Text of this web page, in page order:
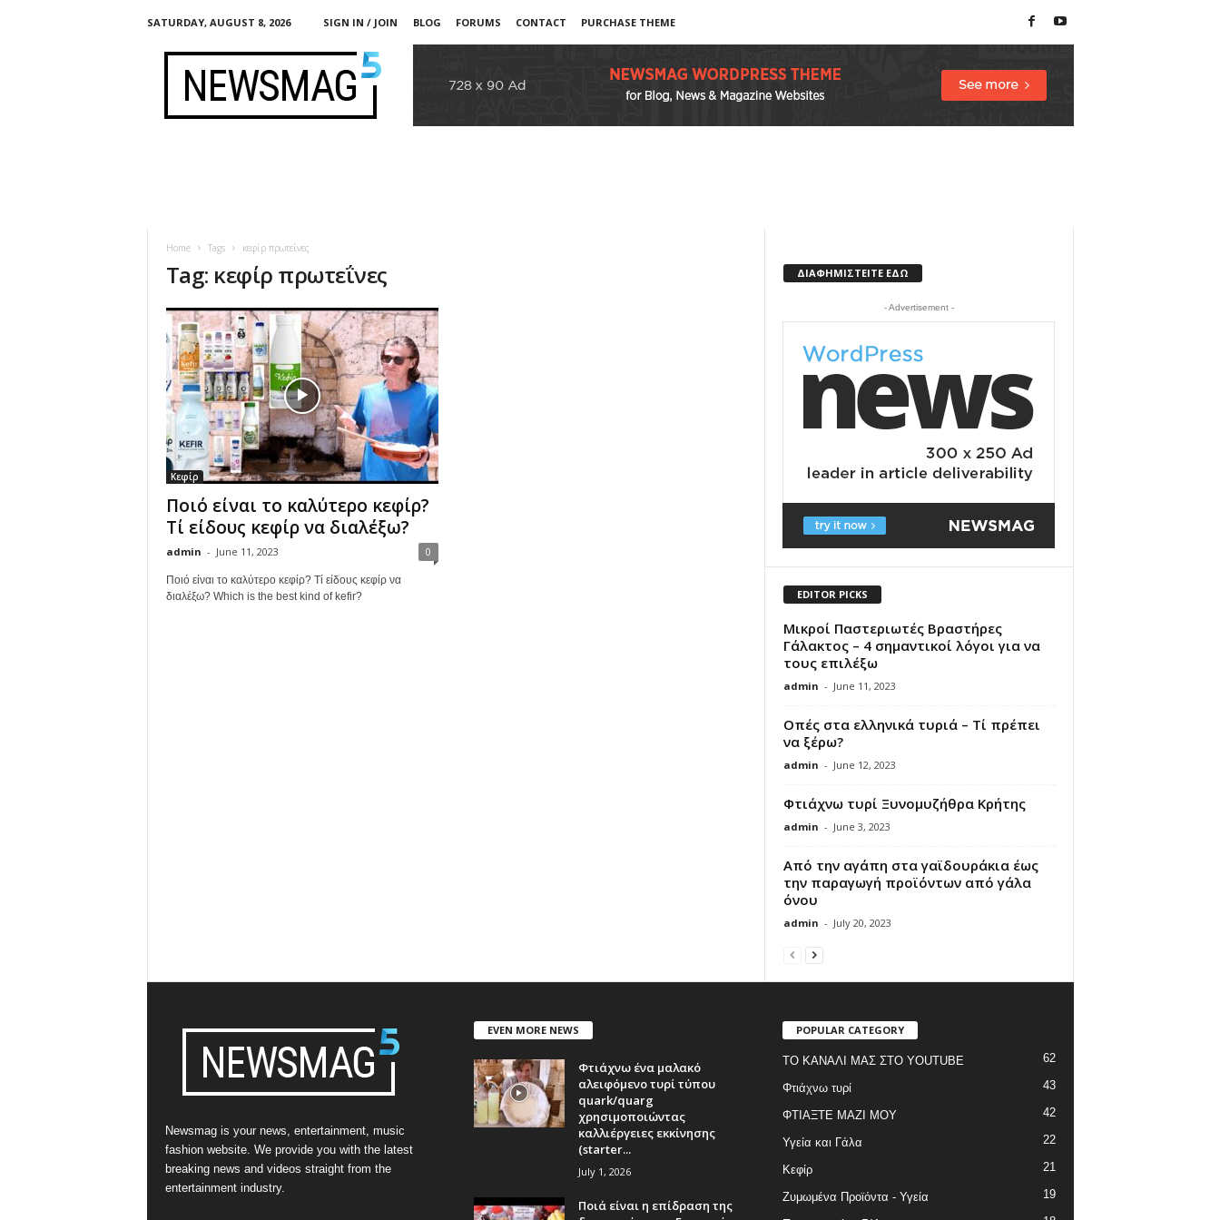
SATURDAY, AUGUST 8, 2026 SIGN IN / JOIN BLOG FORUMS CONTACT
PURCHASE THEME
Home Tags κεφίρ πρωτεΐνες
Tag: κεφίρ πρωτεΐνες
Κεφίρ
Ποιό είναι το καλύτερο κεφίρ?
Τί είδους κεφίρ να διαλέξω?
admin - June 11, 2023 0
Ποιό είναι το καλύτερο κεφίρ? Τί είδους κεφίρ να
διαλέξω? Which is the best kind of kefir?
ΔΙΑΦΗΜΙΣΤΕΙΤΕ ΕΔΩ
- Advertisement -
EDITOR PICKS
Μικροί Παστεριωτές Βραστήρες
Γάλακτος – 4 σημαντικοί λόγοι για να
τους επιλέξω
admin - June 11, 2023
Οπές στα ελληνικά τυριά – Τί πρέπει
να ξέρω?
admin - June 12, 2023
Φτιάχνω τυρί Ξυνομυζήθρα Κρήτης
admin - June 3, 2023
Από την αγάπη στα γαϊδουράκια έως
την παραγωγή προϊόντων από γάλα
όνου
admin - July 20, 2023
Newsmag is your news, entertainment, music
fashion website. We provide you with the latest
breaking news and videos straight from the
entertainment industry.
EVEN MORE NEWS
Φτιάχνω ένα μαλακό
αλειφόμενο τυρί τύπου
quark/quarg
χρησιμοποιώντας
καλλιέργειες εκκίνησης
(starter...
July 1, 2026
Ποιά είναι η επίδραση της
POPULAR CATEGORY
ΤΟ ΚΑΝΑΛΙ ΜΑΣ ΣΤΟ YOUTUBE 62
Φτιάχνω τυρί 43
ΦΤΙΑΞΤΕ ΜΑΖΙ ΜΟΥ 42
Υγεία και Γάλα 22
Κεφίρ 21
Ζυμωμένα Προϊόντα - Υγεία 19